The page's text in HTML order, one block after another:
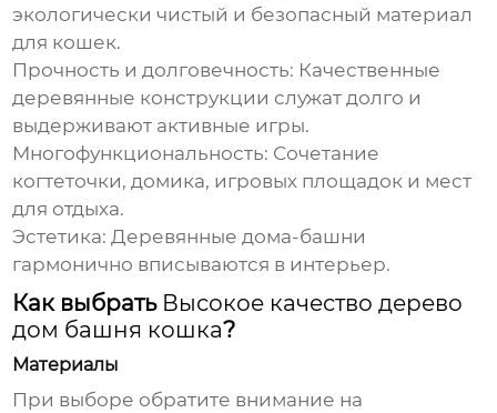
экологически чистый и безопасный материал
для кошек.
Прочность и долговечность: Качественные
деревянные конструкции служат долго и
выдерживают активные игры.
Многофункциональность: Сочетание
когтеточки, домика, игровых площадок и мест
для отдыха.
Эстетика: Деревянные дома-башни
гармонично вписываются в интерьер.
Как выбрать Высокое качество дерево
дом башня кошка?
Материалы
При выборе обратите внимание на